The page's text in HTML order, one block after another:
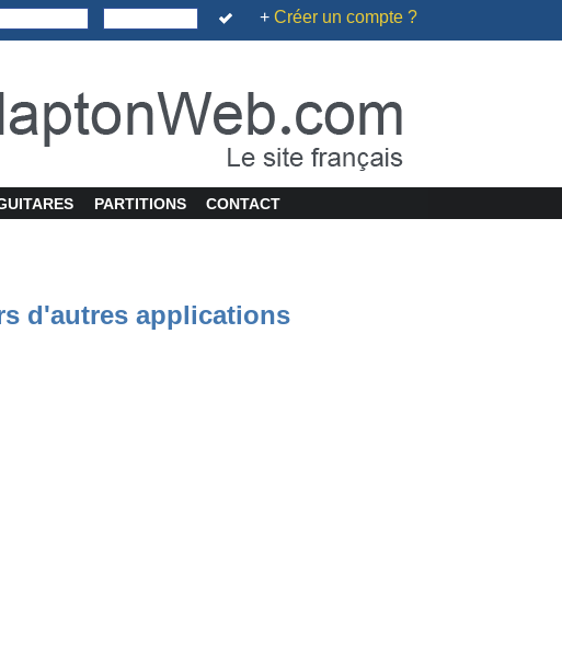
+ Créer un compte ?
PARTITIONS CONTACT
d'autres applications